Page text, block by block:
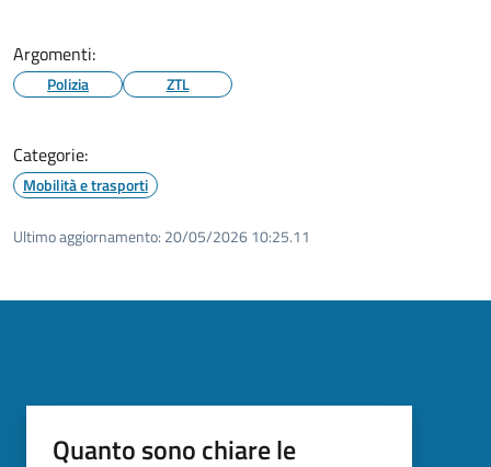
Argomenti:
Polizia ZTL
Categorie:
Mobilità e trasporti
Ultimo aggiornamento: 20/05/2026 10:25.11
Quanto sono chiare le